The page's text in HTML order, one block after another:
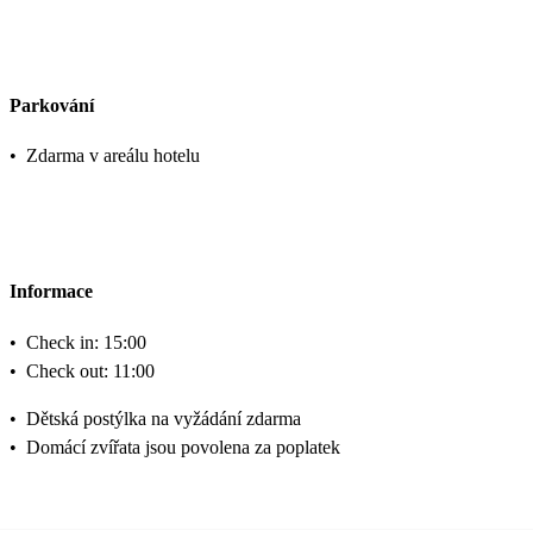
Parkování
• Zdarma v areálu hotelu
Informace
• Check in: 15:00
• Check out: 11:00
• Dětská postýlka na vyžádání zdarma
• Domácí zvířata jsou povolena za poplatek